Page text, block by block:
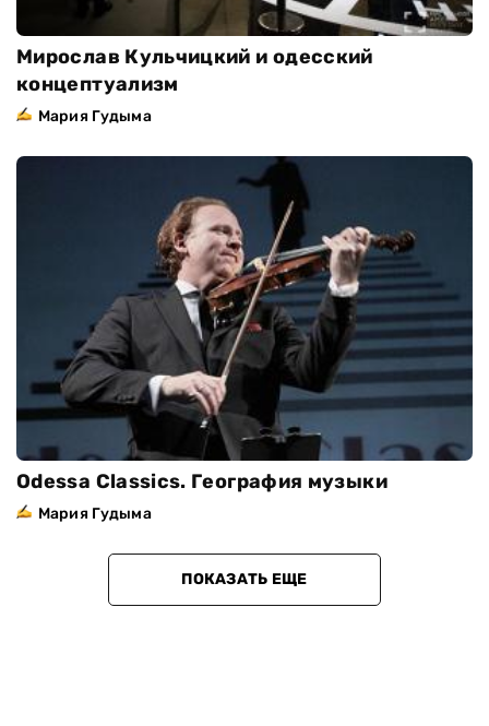
Мирослав Кульчицкий и одесский
концептуализм
Мария Гудыма
Odessa Classiсs. География музыки
Мария Гудыма
ПОКАЗАТЬ ЕЩЕ